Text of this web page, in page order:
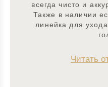
всегда чисто и
Также в наличии
линейка для
Читать